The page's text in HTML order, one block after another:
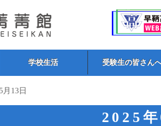
学校生活 受験生の皆さん
月13日
2025